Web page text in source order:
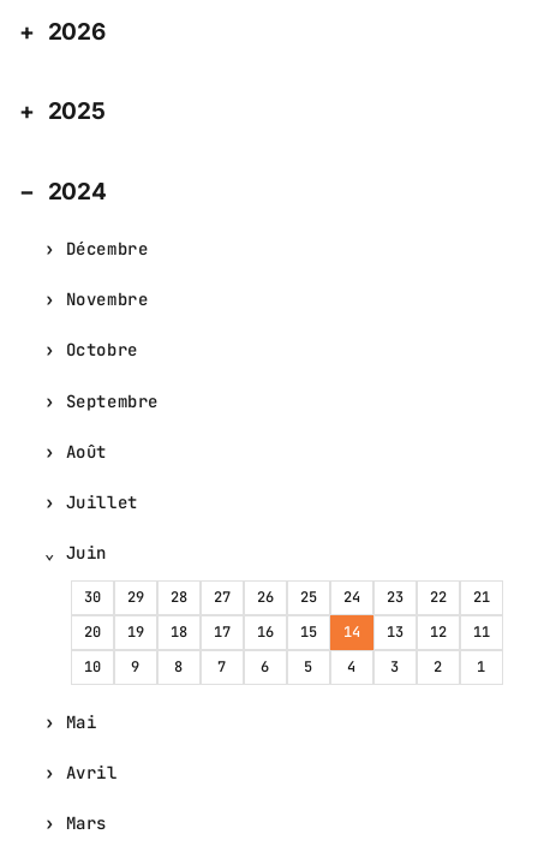
2026
2025
2024
Décembre
Novembre
Octobre
Septembre
Août
Juillet
Juin
30 29 28 27 26 25 24 23 22
21
20
19 18 17 16 15 14 13 12
11
10
9 8 7 6 5 4 3 2 1
Mai
Avril
Mars